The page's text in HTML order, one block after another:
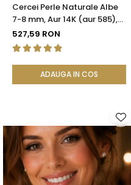
Cercei Perle Naturale Albe
7-8 mm, Aur 14K (aur 585),
Calitatea AAA | KASKADDA®
527,59 RON
ADAUGA IN COS